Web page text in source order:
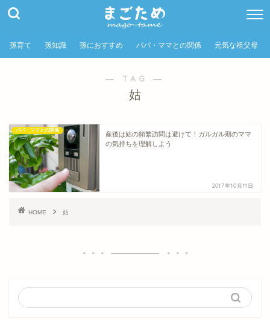
孫育て 孫知識 孫におすすめ パパ・ママとの関係 元気な祖父母
― TAG ―
姑
パパ・ママとの関係
産後は姑の頻繁訪問は避けて！ガルガル期のママ
の気持ちを理解しよう
2017年10月11日
HOME 姑